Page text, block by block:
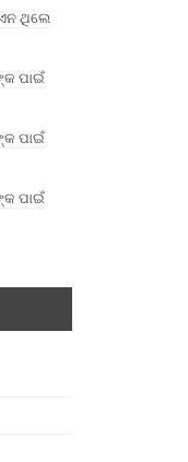
ଥିଲେ
ପାଇଁ
ପାଇଁ
ପାଇଁ